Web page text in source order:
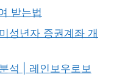
받는법
성년자 증권계좌 개
석 | 레인보우로보